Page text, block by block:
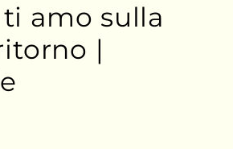
amo sulla
|